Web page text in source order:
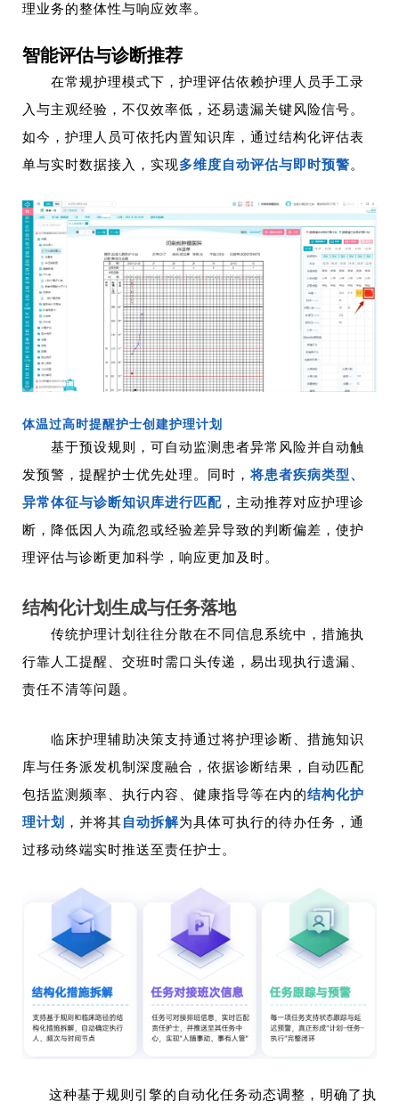
理业务的整体性与响应效率。
智能评估与诊断推荐
在常规护理模式下，护理评估依赖护理人员手工录
入与主观经验，不仅效率低，还易遗漏关键风险信号。
如今，护理人员可依托内置知识库，通过结构化评估表
单与实时数据接入，实现多维度自动评估与即时预警。
体温过高时提醒护士创建护理计划
基于预设规则，可自动监测患者异常风险并自动触
发预警，提醒护士优先处理。
同时，将患者疾病类型、
异常体征与诊断知识库进行匹配 ，主动推荐对应护理诊
断，降低因人为疏忽或经验差异导致的判断偏差，使护
理评估与诊断更加科学，响应更加及时。
结构化计划生成与任务落地
传统护理计划往往分散在不同信息系统中，措施执
行靠人工提醒、交班时需口头传递，易出现执行遗漏、
责任不清等问题。
临床护理辅助决策支持通过将护理诊断、措施知识
库与任务派发机制深度融合，依据诊断结果，自动匹配
包括监测频率、执行内容、健康指导等在内的结构化护
理计划
，并将其自动拆解为具体可执行的待办任务，通
过移动终端实时推送至责任护士。
这种基于规则引擎的自动化任务动态调整，明确了执